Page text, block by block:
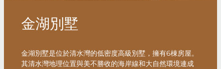
金湖別墅
金湖別墅是位於清水灣的低密度高級別墅，擁有6棟房屋。
其清水灣地理位置與美不勝收的海岸線和大自然環境連成